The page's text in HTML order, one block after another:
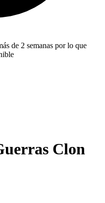
de 2 semanas por lo que
Clon